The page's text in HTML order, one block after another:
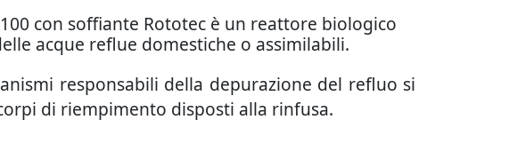
con soffiante Rototec è un reattore biologico
acque reflue domestiche o assimilabili.
responsabili della depurazione del refluo si
di riempimento disposti alla rinfusa.